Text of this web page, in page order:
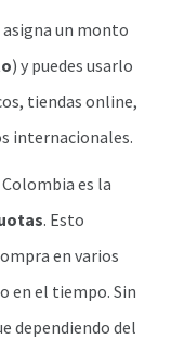
un monto
) y puedes usarlo
tiendas online,
internacionales.
es la
. Esto
en varios
en el tiempo. Sin
dependiendo del